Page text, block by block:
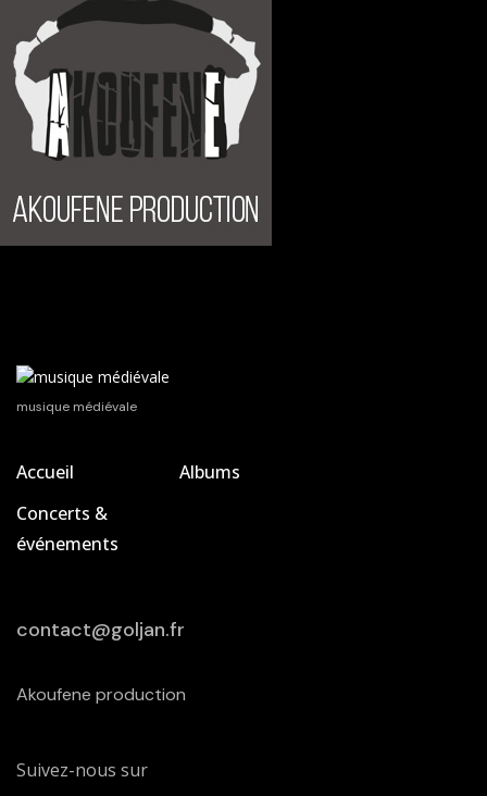
musique médiévale
Accueil
Albums
Concerts &
événements
contact@goljan.fr
Akoufene production
Suivez-nous sur